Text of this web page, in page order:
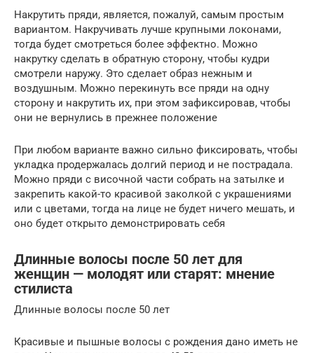
Накрутить пряди, является, пожалуй, самым простым
вариантом. Накручивать лучше крупными локонами,
тогда будет смотреться более эффектно. Можно
накрутку сделать в обратную сторону, чтобы кудри
смотрели наружу. Это сделает образ нежным и
воздушным. Можно перекинуть все пряди на одну
сторону и накрутить их, при этом зафиксировав, чтобы
они не вернулись в прежнее положение
При любом варианте важно сильно фиксировать, чтобы
укладка продержалась долгий период и не пострадала.
Можно пряди с височной части собрать на затылке и
закрепить какой-то красивой заколкой с украшениями
или с цветами, тогда на лице не будет ничего мешать, и
оно будет открыто демонстрировать себя
Длинные волосы после 50 лет для
женщин — молодят или старят: мнение
стилиста
Длинные волосы после 50 лет
Красивые и пышные волосы с рождения дано иметь не